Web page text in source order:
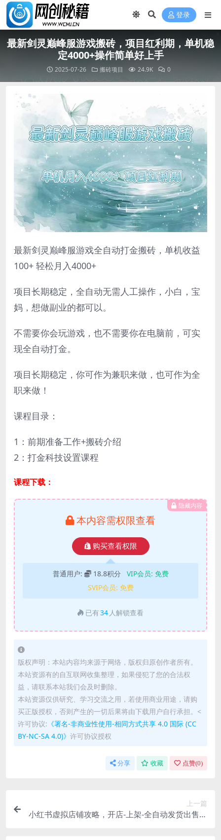
登录
最新剑灵巅峰服游戏搬砖，项目红利期，单机稳
定4000+操作简单好上手
2025-07-26 搬砖项目 24.9K 0
最新剑灵巅峰服游戏全自动打金搬砖，单机收益
100+ 轻松月入4000+
项目长期稳定，全自动无需人工操作，小白，宝
妈，想做副业的都可以。
不需要你会玩游戏，也不需要你在电脑前，可实
现全自动打金。
项目长期稳定，你可作为兼职来做，也可作为全
职来做！
课程目录：
1：前期准备工作+搬砖介绍
2：打金科技设置课程
课程下载：
隐藏内容
本内容需权限查看
购买查看权限
普通用户: 18.8积分 VIP会员: 免费
SVIP会员: 免费
已有34 人解锁查看
版权声明：本站内容均来源于网络，版权归原创作者所有。
本站资源有的自互联网收集整理，如果侵犯了您的合法权
益，请联系本站我们会及时删除。
本站资源仅供研究、学习交流之用，若使用商业用途，请购
买正版授权，否则产生的一切后果将由下载用户自行承担。<
许可协议: 《署名-非商业性使用-相同方式共享 4.0 国际 (CC
BY-NC-SA 4.0)》 许可协议授权
分享 收藏 点赞(0)
上一篇
小红书虚拟店铺攻略，开店-上架-全自动发货出售学